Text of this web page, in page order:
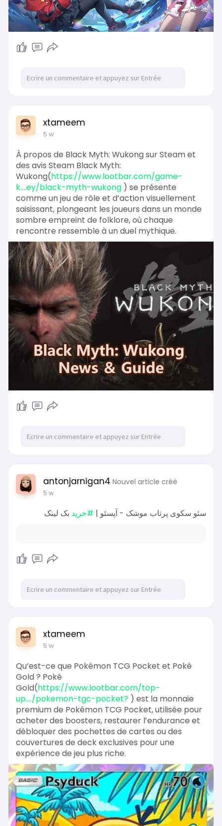
xtameem
5 w
À propos de Black Myth: Wukong sur Steam et
des avis Steam Black Myth:
Wukong(https://www.lootbar.com/game-
k....ey/black-myth-wukong) se présente
comme un jeu de rôle et d’action visuellement
saisissant, plongeant les joueurs dans un monde
sombre empreint de folklore, où chaque
rencontre ressemble à un duel mythique.
antonjarnigan4 Nouvel article créé
5 w
سئو سکوی پرتاب موشک - آپسئو | #خرید بک لینک
xtameem
5 w
Qu’est-ce que Pokémon TCG Pocket et Poké
Gold ? Poké
Gold(https://www.lootbar.com/top-
up..../pokemon-tgc-pocket?) est la monnaie
premium de Pokémon TCG Pocket, utilisée pour
acheter des boosters, restaurer l’endurance et
débloquer des pochettes de cartes ou des
couvertures de deck exclusives pour une
expérience de jeu plus riche.